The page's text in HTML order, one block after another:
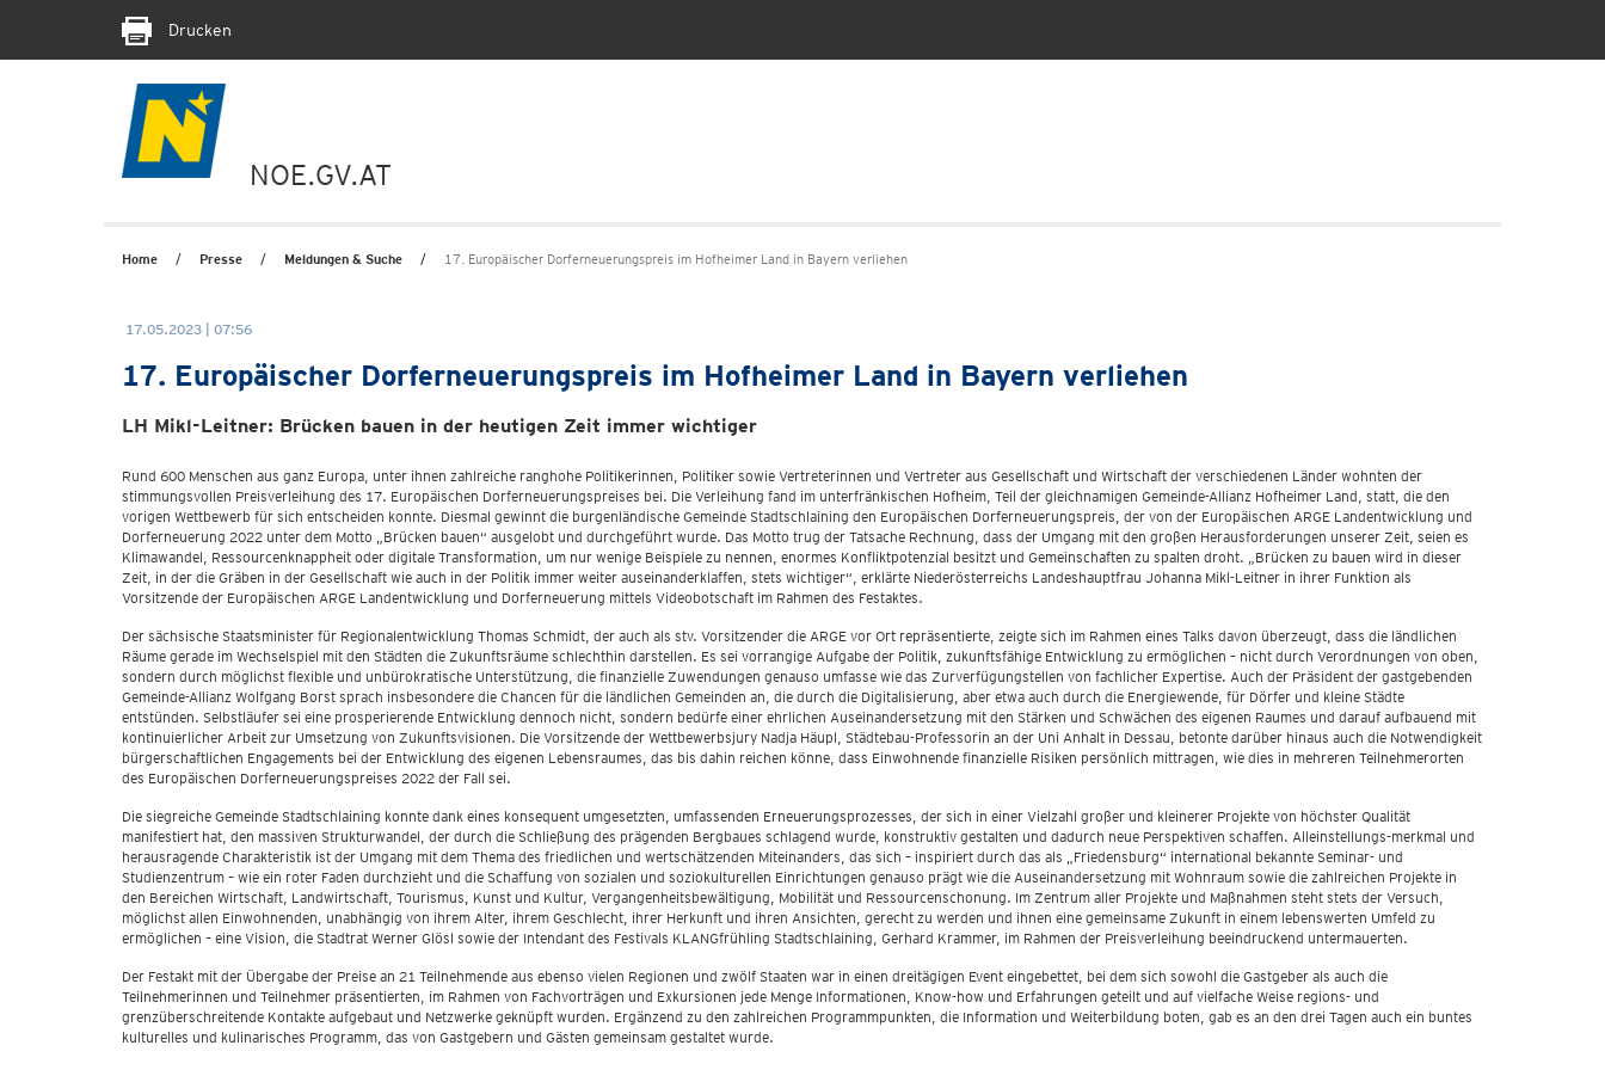
Drucken
NOE.GV.AT
Home Presse Meldungen & Suche 17. Europäischer Dorferneuerungspreis im Hofheimer Land in Bayern verliehen
17.05.2023 | 07:56
17. Europäischer Dorferneuerungspreis im Hofheimer Land in Bayern verliehen
LH Mikl-Leitner: Brücken bauen in der heutigen Zeit immer wichtiger
Rund 600 Menschen aus ganz Europa, unter ihnen zahlreiche ranghohe Politikerinnen, Politiker sowie Vertreterinnen und Vertreter aus Gesellschaft und Wirtschaft der verschiedenen Länder wohnten der
stimmungsvollen Preisverleihung des 17. Europäischen Dorferneuerungspreises bei. Die Verleihung fand im unterfränkischen Hofheim, Teil der gleichnamigen Gemeinde-Allianz Hofheimer Land, statt, die den
vorigen Wettbewerb für sich entscheiden konnte. Diesmal gewinnt die burgenländische Gemeinde Stadtschlaining den Europäischen Dorferneuerungspreis, der von der Europäischen ARGE Landentwicklung und
Dorferneuerung 2022 unter dem Motto „Brücken bauen“ ausgelobt und durchgeführt wurde. Das Motto trug der Tatsache Rechnung, dass der Umgang mit den großen Herausforderungen unserer Zeit, seien es
Klimawandel, Ressourcenknappheit oder digitale Transformation, um nur wenige Beispiele zu nennen, enormes Konfliktpotenzial besitzt und Gemeinschaften zu spalten droht. „Brücken zu bauen wird in dieser
Zeit, in der die Gräben in der Gesellschaft wie auch in der Politik immer weiter auseinanderklaffen, stets wichtiger“, erklärte Niederösterreichs Landeshauptfrau Johanna Mikl-Leitner in ihrer Funktion als
Vorsitzende der Europäischen ARGE Landentwicklung und Dorferneuerung mittels Videobotschaft im Rahmen des Festaktes.
Der sächsische Staatsminister für Regionalentwicklung Thomas Schmidt, der auch als stv. Vorsitzender die ARGE vor Ort repräsentierte, zeigte sich im Rahmen eines Talks davon überzeugt, dass die ländlichen
Räume gerade im Wechselspiel mit den Städten die Zukunftsräume schlechthin darstellen. Es sei vorrangige Aufgabe der Politik, zukunftsfähige Entwicklung zu ermöglichen – nicht durch Verordnungen von oben,
sondern durch möglichst flexible und unbürokratische Unterstützung, die finanzielle Zuwendungen genauso umfasse wie das Zurverfügungstellen von fachlicher Expertise. Auch der Präsident der gastgebenden
Gemeinde-Allianz Wolfgang Borst sprach insbesondere die Chancen für die ländlichen Gemeinden an, die durch die Digitalisierung, aber etwa auch durch die Energiewende, für Dörfer und kleine Städte
entstünden. Selbstläufer sei eine prosperierende Entwicklung dennoch nicht, sondern bedürfe einer ehrlichen Auseinandersetzung mit den Stärken und Schwächen des eigenen Raumes und darauf aufbauend mit
kontinuierlicher Arbeit zur Umsetzung von Zukunftsvisionen. Die Vorsitzende der Wettbewerbsjury Nadja Häupl, Städtebau-Professorin an der Uni Anhalt in Dessau, betonte darüber hinaus auch die Notwendigkeit
bürgerschaftlichen Engagements bei der Entwicklung des eigenen Lebensraumes, das bis dahin reichen könne, dass Einwohnende finanzielle Risiken persönlich mittragen, wie dies in mehreren Teilnehmerorten
des Europäischen Dorferneuerungspreises 2022 der Fall sei.
Die siegreiche Gemeinde Stadtschlaining konnte dank eines konsequent umgesetzten, umfassenden Erneuerungsprozesses, der sich in einer Vielzahl großer und kleinerer Projekte von höchster Qualität
manifestiert hat, den massiven Strukturwandel, der durch die Schließung des prägenden Bergbaues schlagend wurde, konstruktiv gestalten und dadurch neue Perspektiven schaffen. Alleinstellungs-merkmal und
herausragende Charakteristik ist der Umgang mit dem Thema des friedlichen und wertschätzenden Miteinanders, das sich – inspiriert durch das als „Friedensburg“ international bekannte Seminar- und
Studienzentrum – wie ein roter Faden durchzieht und die Schaffung von sozialen und soziokulturellen Einrichtungen genauso prägt wie die Auseinandersetzung mit Wohnraum sowie die zahlreichen Projekte in
den Bereichen Wirtschaft, Landwirtschaft, Tourismus, Kunst und Kultur, Vergangenheitsbewältigung, Mobilität und Ressourcenschonung. Im Zentrum aller Projekte und Maßnahmen steht stets der Versuch,
möglichst allen Einwohnenden, unabhängig von ihrem Alter, ihrem Geschlecht, ihrer Herkunft und ihren Ansichten, gerecht zu werden und ihnen eine gemeinsame Zukunft in einem lebenswerten Umfeld zu
ermöglichen – eine Vision, die Stadtrat Werner Glösl sowie der Intendant des Festivals KLANGfrühling Stadtschlaining, Gerhard Krammer, im Rahmen der Preisverleihung beeindruckend untermauerten.
Der Festakt mit der Übergabe der Preise an 21 Teilnehmende aus ebenso vielen Regionen und zwölf Staaten war in einen dreitägigen Event eingebettet, bei dem sich sowohl die Gastgeber als auch die
Teilnehmerinnen und Teilnehmer präsentierten, im Rahmen von Fachvorträgen und Exkursionen jede Menge Informationen, Know-how und Erfahrungen geteilt und auf vielfache Weise regions- und
grenzüberschreitende Kontakte aufgebaut und Netzwerke geknüpft wurden. Ergänzend zu den zahlreichen Programmpunkten, die Information und Weiterbildung boten, gab es an den drei Tagen auch ein buntes
kulturelles und kulinarisches Programm, das von Gastgebern und Gästen gemeinsam gestaltet wurde.